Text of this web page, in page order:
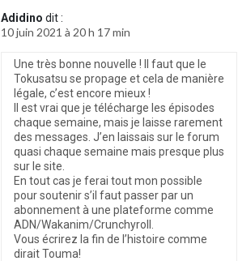
Adidino dit :
10 juin 2021 à 20 h 17 min
Une très bonne nouvelle ! Il faut que le
Tokusatsu se propage et cela de manière
légale, c’est encore mieux !
Il est vrai que je télécharge les épisodes
chaque semaine, mais je laisse rarement
des messages. J’en laissais sur le forum
quasi chaque semaine mais presque plus
sur le site.
En tout cas je ferai tout mon possible
pour soutenir s’il faut passer par un
abonnement à une plateforme comme
ADN/Wakanim/Crunchyroll.
Vous écrirez la fin de l’histoire comme
dirait Touma!